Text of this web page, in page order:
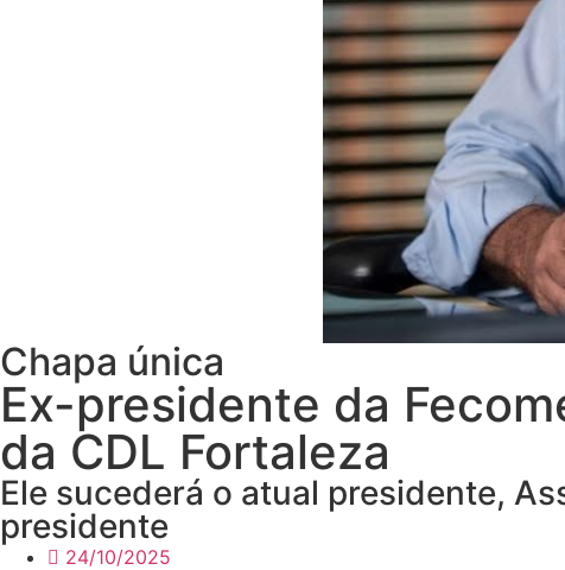
Chapa única
Ex-presidente da
da CDL Fortaleza
Ele sucederá o atual presidente,
presidente
24/10/2025